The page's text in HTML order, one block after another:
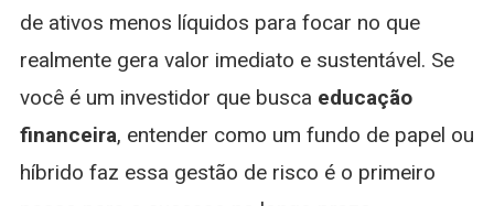
de ativos menos líquidos para focar no que
realmente gera valor imediato e sustentável. Se
você é um investidor que busca educação
financeira, entender como um fundo de papel ou
híbrido faz essa gestão de risco é o primeiro